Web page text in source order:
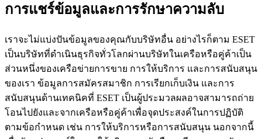
การแชร์ข้อมูลและการรักษาความลับ
เราจะไม่แบ่งปันข้อมูลของคุณกับบริษัทอื่น อย่างไรก็ตาม ESET
เป็นบริษัทที่ดำเนินธุรกิจทั่วโลกผ่านบริษัทในเครือหรือคู่ค้าเป็น
ส่วนหนึ่งของเครือข่ายการขาย การให้บริการ และการสนับสนุน
ของเรา ข้อมูลการสมัครสมาชิก การเรียกเก็บเงิน และการ
สนับสนุนด้านเทคนิคที่ ESET เป็นผู้ประมวลผลอาจสามารถถ่าย
โอนไปยังและจากเครือหรือคู่ค้าเพื่อจุดประสงค์ในการปฏิบัติ
ตามข้อกำหนด เช่น การให้บริการหรือการสนับสนุน นอกจากนี้